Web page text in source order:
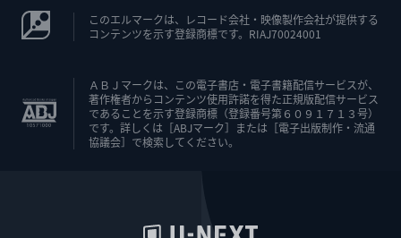
このエルマークは、レコード会社・映像製作会社が提供する
コンテンツを示す登録商標です。RIAJ70024001
ＡＢＪマークは、この電子書店・電子書籍配信サービスが、
著作権者からコンテンツ使用許諾を得た正規版配信サービス
であることを示す登録商標（登録番号第６０９１７１３号）
です。詳しくは［ABJマーク］または［電子出版制作・流通
協議会］で検索してください。